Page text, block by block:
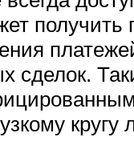
получить
сделок.
кругу